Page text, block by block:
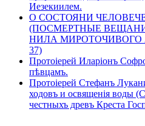
Иезекиилем.
О СОСТОЯНИ
(ПОСМЕРТНЫЕ
НИЛА МИРОТОЧИВОГО
37)
Протоіерей Иларіонъ
пѣвцамъ.
Протоіерей Стефанъ
ходовъ и освященія воды
честныхъ древъ Креста